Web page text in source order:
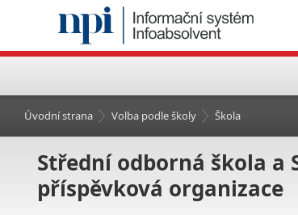
Úvodní strana Volba podle školy Škola
Střední odborná škola a
příspěvková organizace